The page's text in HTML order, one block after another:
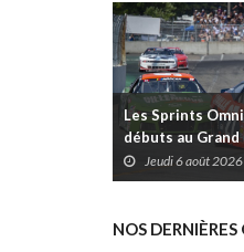
Les Sprints
débuts au
Rivières avec un
Daytona
Jeudi 6 août 2026
NOS